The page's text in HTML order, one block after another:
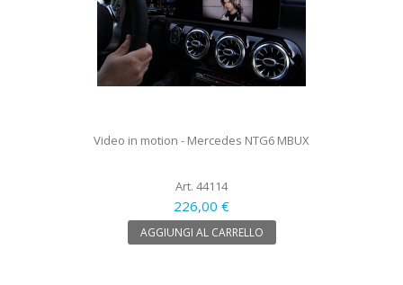
Video in motion - Mercedes NTG6 MBUX
Art. 44114
226,00 €
AGGIUNGI AL CARRELLO